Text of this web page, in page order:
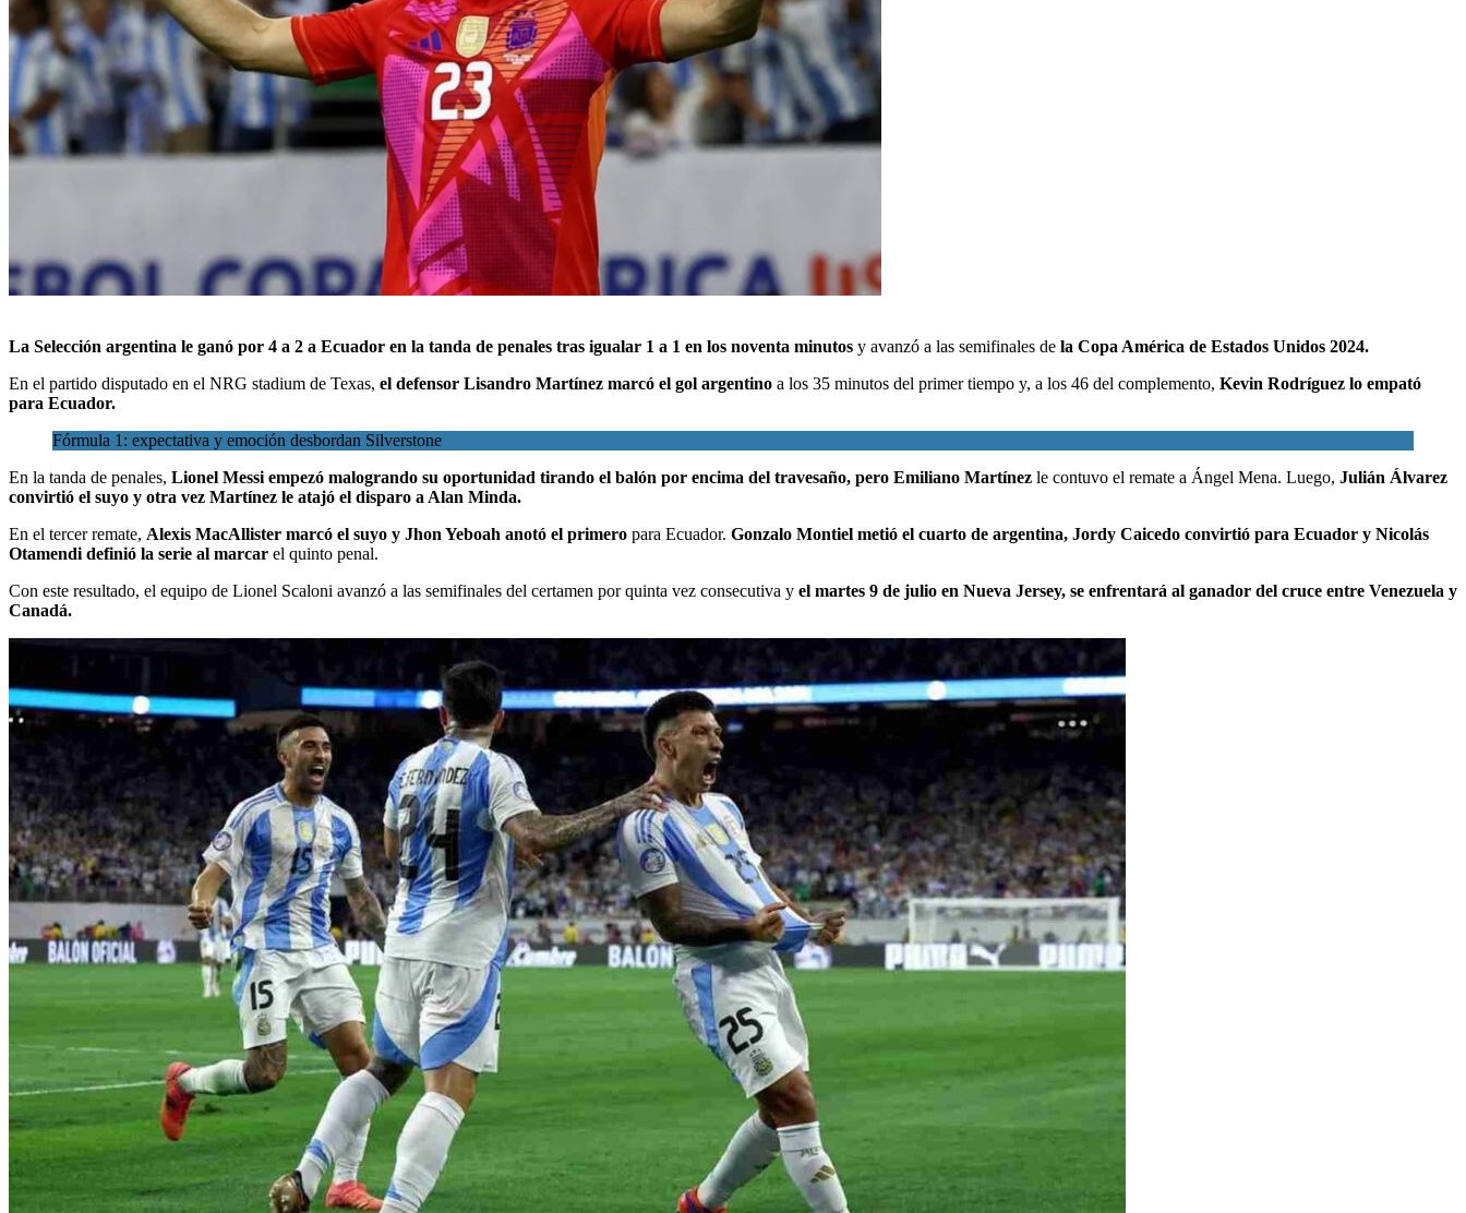
La Selección argentina le ganó por 4 a 2 a Ecuador en la tanda de penales tras igualar 1 a 1 en los noventa minutos y avanzó a las semifinales de la Copa América de Estados Unidos 2024.
En el partido disputado en el NRG stadium de Texas, el defensor Lisandro Martínez marcó el gol argentino a los 35 minutos del primer tiempo y, a los 46 del complemento, Kevin Rodríguez lo empató
para Ecuador.
Fórmula 1: expectativa y emoción desbordan Silverstone
En la tanda de penales, Lionel Messi empezó malogrando su oportunidad tirando el balón por encima del travesaño, pero Emiliano Martínez le contuvo el remate a Ángel Mena. Luego, Julián Álvarez
convirtió el suyo y otra vez Martínez le atajó el disparo a Alan Minda.
En el tercer remate, Alexis MacAllister marcó el suyo y Jhon Yeboah anotó el primero para Ecuador. Gonzalo Montiel metió el cuarto de argentina, Jordy Caicedo convirtió para Ecuador y Nicolás
Otamendi definió la serie al marcar el quinto penal.
Con este resultado, el equipo de Lionel Scaloni avanzó a las semifinales del certamen por quinta vez consecutiva y el martes 9 de julio en Nueva Jersey, se enfrentará al ganador del cruce entre Venezuela y
Canadá.